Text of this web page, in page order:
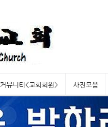
커뮤니티<교회회원> 사진모음